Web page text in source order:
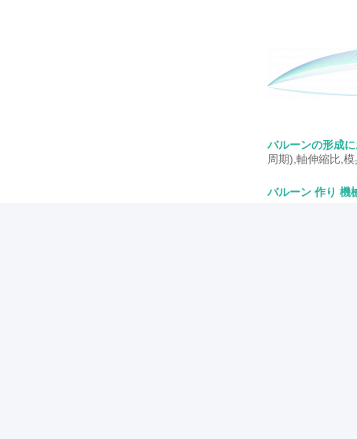
バルーンの形成
周期),軸伸縮比,
バルーン 作り 機